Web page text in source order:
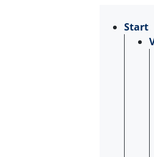
Start